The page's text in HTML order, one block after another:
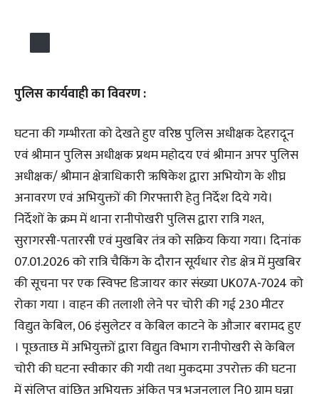
पुलिस कार्यवाही का विवरण :
घटना की गम्भीरता को देखते हुए वरिष्ठ पुलिस अधीक्षक देहरादून
एवं श्रीमान पुलिस अधीक्षक प्रथम महोदय एवं श्रीमान अपर पुलिस
अधीक्षक/ श्रीमान क्षेत्राधिकारी ऋषिकेश द्वारा अभियोग के शीघ्र
अनावरण एवं अभियुक्तों की गिरफ्तारी हेतु निर्देश दिये गये।
निर्देशों के क्रम में थाना रानीपोखरी पुलिस द्वारा रात्रि गश्त,
सुरागरसी-पतारसी एवं मुखबिर तंत्र को सक्रिय किया गया। दिनांक
07.01.2026 को रात्रि चैकिंग के दौरान सूर्यधार रोड क्षेत्र में मुखबिर
की सूचना पर एक स्विफ्ट डिजायर कार संख्या UK07A-7024 को
रोका गया । वाहन की तलाशी लेने पर चोरी की गई 230 मीटर
विद्युत केबिल, 06 इंसुलेटर व केबिल काटने के औजार बरामद हुए
। पूछताछ में अभियुक्तों द्वारा विद्युत विभाग रानीपोखरी से केबिल
चोरी की घटना स्वीकार की गयी तथा मुकदमा उपरोक्त की घटना